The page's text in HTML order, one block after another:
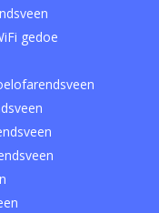
gedoe